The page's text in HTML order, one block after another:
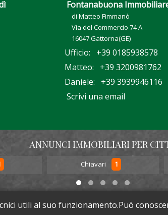
utili al suo funzionamento.Può
Fontanabuona
di Matteo Fimmanò
Via del Commercio 74 A
16047 Gattorna(GE)
Ufficio: +39 0185938578
Matteo: +39 3200981762
Daniele: +39 3939946116
Scrivi una email
ANNUNCI IMMOBILIARI PER
Chiavari 1